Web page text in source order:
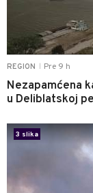
REGION Pre 9 h
Nezapamćena
u Deliblatskoj
3 slika